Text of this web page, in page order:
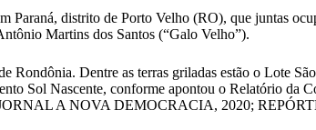
distrito de Porto Velho (RO), que juntas
Martins dos Santos (“Galo Velho”).
Dentre as terras griladas estão o Lote
Sol Nascente, conforme apontou o Relatório da
A NOVA DEMOCRACIA, 2020;